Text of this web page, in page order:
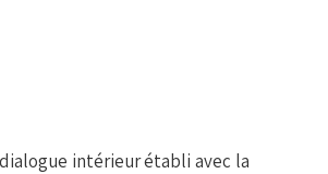
intérieur établi avec la